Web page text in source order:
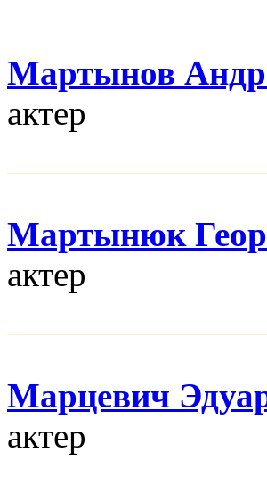
Мартынов
актер
Мартынюк
актер
Марцевич
актер